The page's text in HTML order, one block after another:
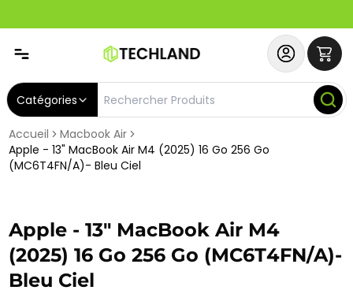
Catégories
Accueil
Macbook Air
Apple - 13" MacBook Air M4 (2025) 16 Go 256 Go
(MC6T4FN/A)- Bleu Ciel
Apple - 13" MacBook Air M4
(2025) 16 Go 256 Go (MC6T4FN/A)-
Bleu Ciel